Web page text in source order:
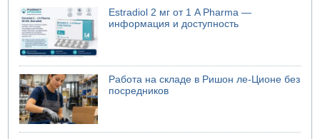
Estradiol 2 мг от 1 A Pharma —
информация и доступность
Работа на складе в Ришон ле-Ционе без
посредников